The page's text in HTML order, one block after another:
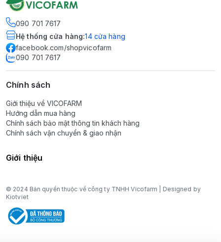
090 701 7617
Hệ thống cửa hàng:14 cửa hàng
facebook.com/shopvicofarm
090 701 7617
Chính sách
Giới thiệu về VICOFARM
Hướng dẫn mua hàng
Chính sách bảo mật thông tin khách hàng
Chính sách vận chuyển & giao nhận
Giới thiệu
© 2024 Bản quyền thuộc về công ty TNHH Vicofarm | Designed by
Kiotviet